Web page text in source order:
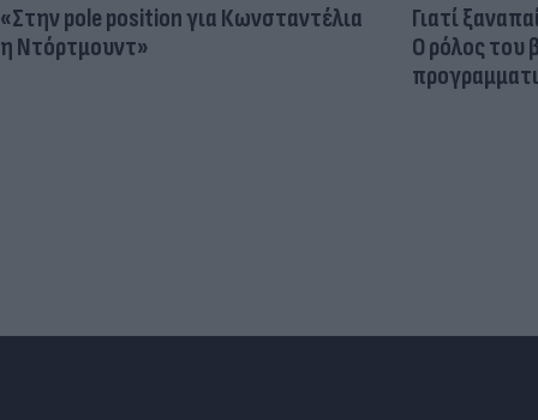
«Στην pole position για Κωνσταντέλια
η Ντόρτμουντ»
Γιατί
Ο ρόλος του